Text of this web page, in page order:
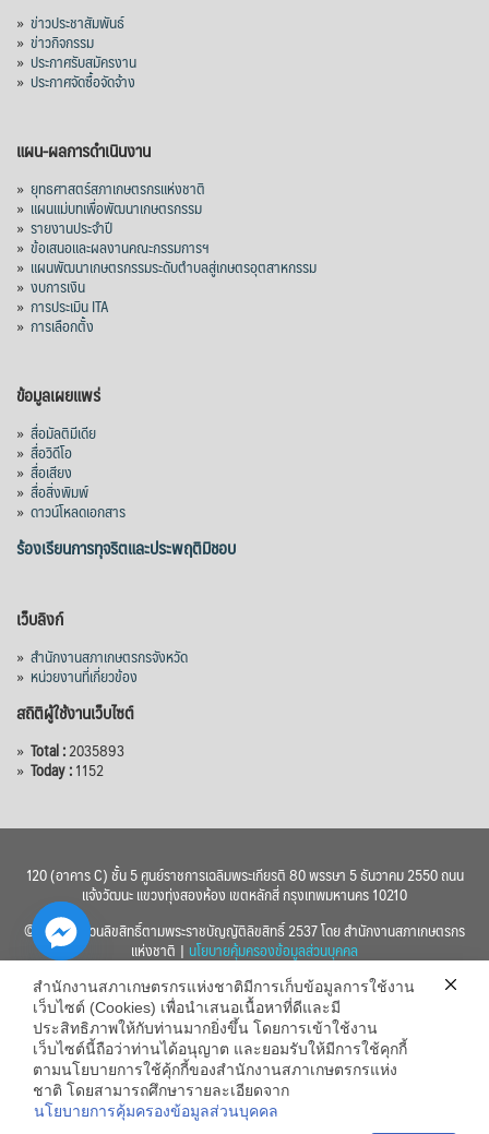
» ข่าวประชาสัมพันธ์
» ข่าวกิจกรรม
» ประกาศรับสมัครงาน
» ประกาศจัดซื้อจัดจ้าง
แผน-ผลการดำเนินงาน
» ยุทธศาสตร์สภาเกษตรกรแห่งชาติ
» แผนแม่บทเพื่อพัฒนาเกษตรกรรม
» รายงานประจำปี
» ข้อเสนอและผลงานคณะกรรมการฯ
» แผนพัฒนาเกษตรกรรมระดับตำบลสู่เกษตรอุตสาหกรรม
» งบการเงิน
» การประเมิน ITA
» การเลือกตั้ง
ข้อมูลเผยแพร่
» สื่อมัลติมีเดีย
» สื่อวิดีโอ
» สื่อเสียง
» สื่อสิ่งพิมพ์
» ดาวน์โหลดเอกสาร
ร้องเรียนการทุจริตและประพฤติมิชอบ
เว็บลิงก์
» สำนักงานสภาเกษตรกรจังหวัด
» หน่วยงานที่เกี่ยวข้อง
สถิติผู้ใช้งานเว็บไซต์
» Total :2035893
» Today :1152
120 (อาคาร C) ชั้น 5 ศูนย์ราชการเฉลิมพระเกียรติ 80 พรรษา 5 ธันวาคม 2550 ถนน
แจ้งวัฒนะ แขวงทุ่งสองห้อง เขตหลักสี่ กรุงเทพมหานคร 10210
© 2560 สงวนลิขสิทธิ์ตามพระราชบัญญัติลิขสิทธิ์ 2537 โดย สำนักงานสภาเกษตรกร
แห่งชาติ | นโยบายคุ้มครองข้อมูลส่วนบุคคล
สำนักงานสภาเกษตรกรแห่งชาติมีการเก็บข้อมูลการใช้งาน
เว็บไซต์ (Cookies) เพื่อนำเสนอเนื้อหาที่ดีและมี
ประสิทธิภาพให้กับท่านมากยิ่งขึ้น โดยการเข้าใช้งาน
เว็บไซต์นี้ถือว่าท่านได้อนุญาต และยอมรับให้มีการใช้คุกกี้
ตามนโยบายการใช้คุ้กกี้ของสำนักงานสภาเกษตรกรแห่ง
ชาติ โดยสามารถศึกษารายละเอียดจาก
นโยบายการคุ้มครองข้อมูลส่วนบุคคล
Hide
chaty